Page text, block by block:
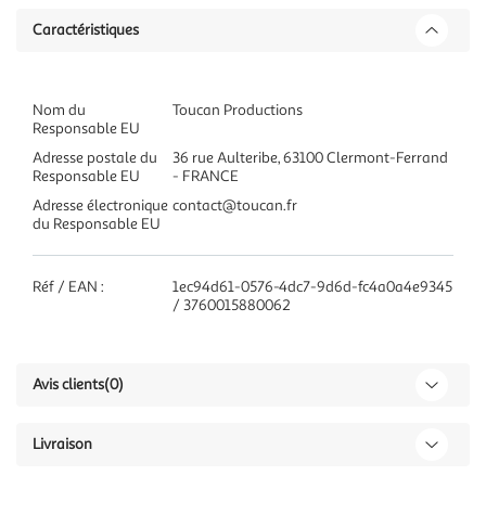
Caractéristiques
Nom du
Responsable EU
Toucan Productions
Adresse postale du
Responsable EU
36 rue Aulteribe, 63100 Clermont-Ferrand
- FRANCE
Adresse électronique
du Responsable EU
contact@toucan.fr
Réf / EAN :
1ec94d61-0576-4dc7-9d6d-fc4a0a4e9345
/ 3760015880062
Avis clients(0)
Livraison